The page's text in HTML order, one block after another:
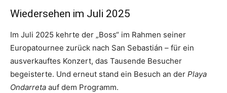
Wiedersehen im Juli 2025
Im Juli 2025 kehrte der „Boss“ im Rahmen seiner
Europatournee zurück nach San Sebastián – für ein
ausverkauftes Konzert, das Tausende Besucher
begeisterte. Und erneut stand ein Besuch an der Playa
Ondarreta auf dem Programm.